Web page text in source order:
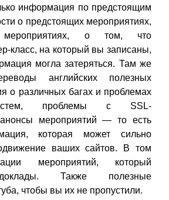
информация по предстоящим
о предстоящих мероприятиях,
мероприятиях, о том, что
класс, на который вы записаны,
могла затеряться. Там же
английских полезных
о различных багах и проблемах
проблемы с SSL-
анонсы мероприятий — то есть
которая может сильно
ваших сайтов. В том
мероприятий, который
Также полезные
чтобы вы их не пропустили.